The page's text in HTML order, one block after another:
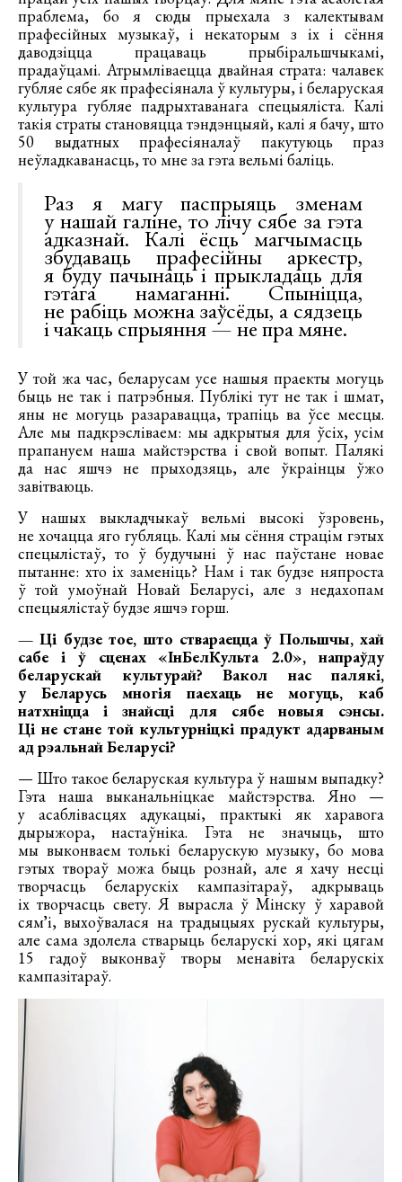
праблема, бо я сюды прыехала з калектывам
прафесійных музыкаў, і некаторым з іх і сёння
даводзіцца працаваць прыбіральшчыкамі,
прадаўцамі. Атрымліваецца двайная страта: чалавек
губляе сябе як прафесіянала ў культуры, і беларуская
культура губляе падрыхтаванага спецыяліста. Калі
такія страты становяцца тэндэнцыяй, калі я бачу, што
50 выдатных прафесіяналаў пакутуюць праз
неўладкаванасць, то мне за гэта вельмі баліць.
Раз я магу паспрыяць зменам
у нашай галіне, то лічу сябе за гэта
адказнай. Калі ёсць магчымасць
збудаваць прафесійны аркестр,
я буду пачынаць і прыкладаць для
гэтага намаганні. Спыніцца,
не рабіць можна заўсёды, а сядзець
і чакаць спрыяння — не пра мяне.
У той жа час, беларусам усе нашыя праекты могуць
быць не так і патрэбныя. Публікі тут не так і шмат,
яны не могуць разаравацца, трапіць ва ўсе месцы.
Але мы падкрэсліваем: мы адкрытыя для ўсіх, усім
прапануем наша майстэрства і свой вопыт. Палякі
да нас яшчэ не прыходзяць, але ўкраінцы ўжо
завітваюць.
У нашых выкладчыкаў вельмі высокі ўзровень,
не хочацца яго губляць. Калі мы сёння страцім гэтых
спецылістаў, то ў будучыні ў нас паўстане новае
пытанне: хто іх заменіць? Нам і так будзе няпроста
ў той умоўнай Новай Беларусі, але з недахопам
спецыялістаў будзе яшчэ горш.
— Ці будзе тое, што ствараецца ў Польшчы, хай
сабе і ў сценах «ІнБелКульта 2.0», напраўду
беларускай культурай? Вакол нас палякі,
у Беларусь многія паехаць не могуць, каб
натхніцца і знайсці для сябе новыя сэнсы.
Ці не стане той культурніцкі прадукт адарваным
ад рэальнай Беларусі?
— Што такое беларуская культура ў нашым выпадку?
Гэта наша выканальніцкае майстэрства. Яно —
у асаблівасцях адукацыі, практыкі як харавога
дырыжора, настаўніка. Гэта не значыць, што
мы выконваем толькі беларускую музыку, бо мова
гэтых твораў можа быць рознай, але я хачу несці
творчасць беларускіх кампазітараў, адкрываць
іх творчасць свету. Я вырасла ў Мінску ў харавой
сямʼі, выхоўвалася на традыцыях рускай культуры,
але сама здолела стварыць беларускі хор, які цягам
15 гадоў выконваў творы менавіта беларускіх
кампазітараў.